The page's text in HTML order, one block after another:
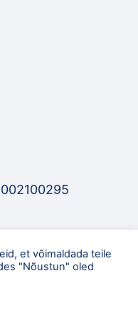
et võimaldada teile
"Nõustun" oled